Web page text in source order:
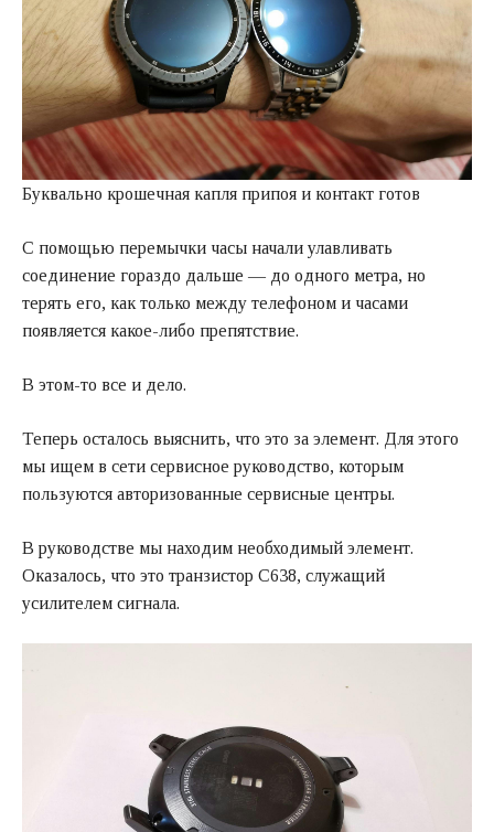
Буквально крошечная капля припоя и контакт готов
С помощью перемычки часы начали улавливать
соединение гораздо дальше — до одного метра, но
терять его, как только между телефоном и часами
появляется какое-либо препятствие.
В этом-то все и дело.
Теперь осталось выяснить, что это за элемент. Для этого
мы ищем в сети сервисное руководство, которым
пользуются авторизованные сервисные центры.
В руководстве мы находим необходимый элемент.
Оказалось, что это транзистор C638, служащий
усилителем сигнала.